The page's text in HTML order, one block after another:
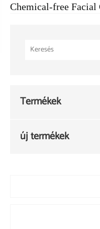
Chemical-free Facial
Termékek
új termékek